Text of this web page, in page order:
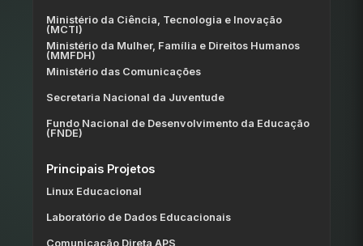
Ministério da Ciência, Tecnologia e Inovação
(MCTI)
Ministério da Mulher, Família e Direitos Humanos
(MMFDH)
Ministério das Comunicações
Secretaria Nacional da Juventude
Fundo Nacional de Desenvolvimento da Educação
(FNDE)
Principais Projetos
Linux Educacional
Laboratório de Dados Educacionais
Comunicação Direta APS